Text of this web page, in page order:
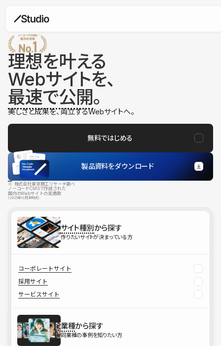
理想を叶える
Webサイトを、
最速で公開。
美しさと成果を、両立するWebサイトへ。
無料ではじめる
製品資料をダウンロード
※ 株式会社東京商工リサーチ調べ
ノーコードCMSで作成された
国内のWebサイトの実績数
（2025年12月末時点）
サイト種別から探す
作りたいサイトが決まっている方
コーポレートサイト
採用サイト
サービスサイト
業種から探す
同業種の事例を知りたい方